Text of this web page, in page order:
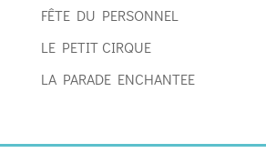
FÊTE DU PERSONNEL
LE PETIT CIRQUE
LA PARADE ENCHANTEE